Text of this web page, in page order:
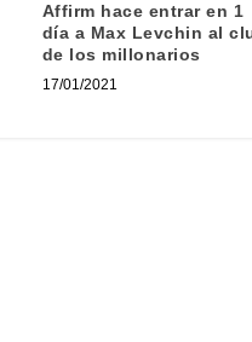
Affirm hace entrar en 1
día a Max Levchin al
de los millonarios
17/01/2021